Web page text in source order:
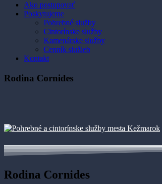
Ako postupovať
Poskytujeme
Pohrebné služby
Cintorínske služby
Kamenárske služby
Cenník služieb
Kontakt
Rodina Cornides
Rodina Cornides